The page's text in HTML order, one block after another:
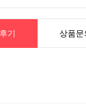
기 상품문